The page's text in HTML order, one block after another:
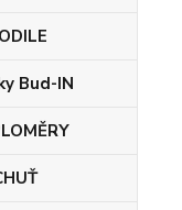
Bud-IN